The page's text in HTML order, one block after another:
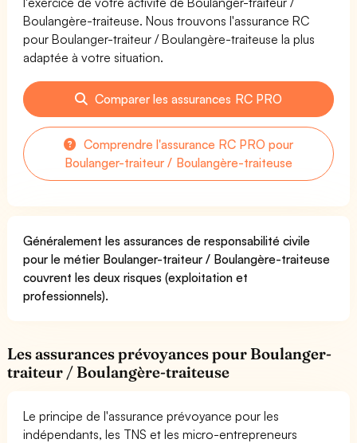
Boulangère-traiteuse. Nous trouvons l'assurance RC
pour Boulanger-traiteur / Boulangère-traiteuse la plus
adaptée à votre situation.
Comparer les assurances RC PRO
Comprendre l'assurance RC PRO pour
Boulanger-traiteur / Boulangère-traiteuse
Généralement les assurances de responsabilité civile
pour le métier Boulanger-traiteur / Boulangère-traiteuse
couvrent les deux risques (exploitation et
professionnels).
Les assurances prévoyances pour Boulanger-
traiteur / Boulangère-traiteuse
Le principe de l'assurance prévoyance pour les
indépendants, les TNS et les micro-entrepreneurs